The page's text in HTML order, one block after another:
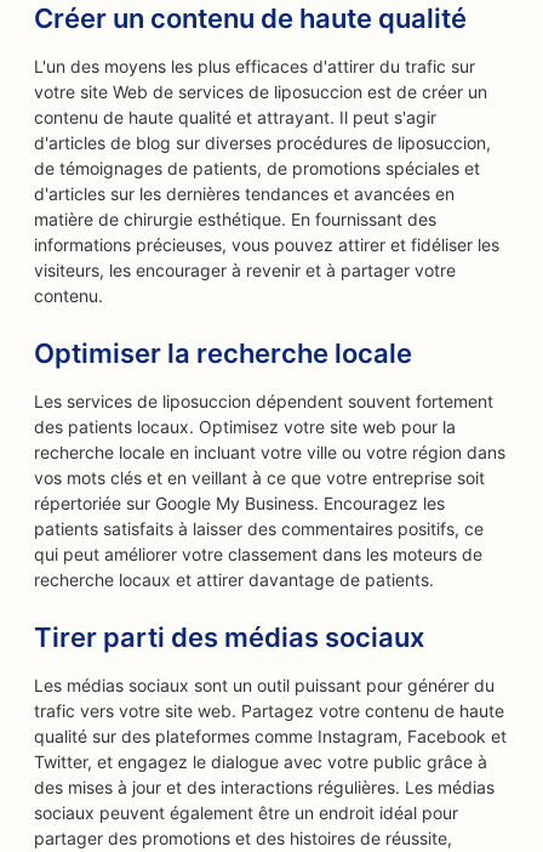
Créer un contenu de haute qualité
L'un des moyens les plus efficaces d'attirer du trafic sur
votre site Web de services de liposuccion est de créer un
contenu de haute qualité et attrayant. Il peut s'agir
d'articles de blog sur diverses procédures de liposuccion,
de témoignages de patients, de promotions spéciales et
d'articles sur les dernières tendances et avancées en
matière de chirurgie esthétique. En fournissant des
informations précieuses, vous pouvez attirer et fidéliser les
visiteurs, les encourager à revenir et à partager votre
contenu.
Optimiser la recherche locale
Les services de liposuccion dépendent souvent fortement
des patients locaux. Optimisez votre site web pour la
recherche locale en incluant votre ville ou votre région dans
vos mots clés et en veillant à ce que votre entreprise soit
répertoriée sur Google My Business. Encouragez les
patients satisfaits à laisser des commentaires positifs, ce
qui peut améliorer votre classement dans les moteurs de
recherche locaux et attirer davantage de patients.
Tirer parti des médias sociaux
Les médias sociaux sont un outil puissant pour générer du
trafic vers votre site web. Partagez votre contenu de haute
qualité sur des plateformes comme Instagram, Facebook et
Twitter, et engagez le dialogue avec votre public grâce à
des mises à jour et des interactions régulières. Les médias
sociaux peuvent également être un endroit idéal pour
partager des promotions et des histoires de réussite,